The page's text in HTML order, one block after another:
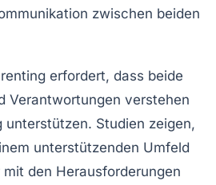
zwischen beiden
erfordert, dass beide
Verantwortungen verstehen
unterstützen. Studien zeigen,
unterstützenden Umfeld
den Herausforderungen